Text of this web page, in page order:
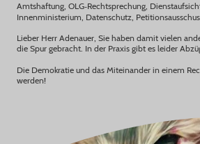
Amtshaftung, OLG‑Rechtsprechung,
Innenministerium, Datenschutz,
Lieber Herr Adenauer, Sie haben damit vielen
die Spur gebracht. In der Praxis gibt es leider
Die Demokratie und das Miteinander in einem
werden!